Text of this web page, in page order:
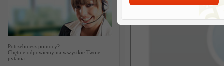
Potrzebujesz pomocy?
Chętnie odpowiemy na wszystkie Twoje
pytania.